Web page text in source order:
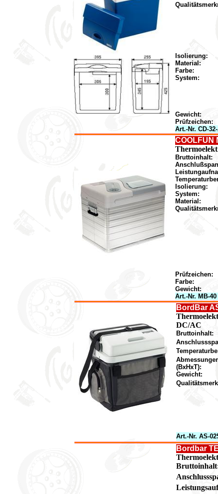
Isolierung:
Material:
Farbe:
System:
Gewicht:
Prüfzeichen:
Art.-Nr. CD-
COOLFUN
Bruttoinhalt:
Isolierung:
System:
Material:
Prüfzeichen:
Farbe:
Gewicht:
Art.-Nr. MB-40
BordBar
DC/AC
Bruttoinhalt:
(BxHxT):
Gewicht:
Art.-Nr. AS-
Bordbar